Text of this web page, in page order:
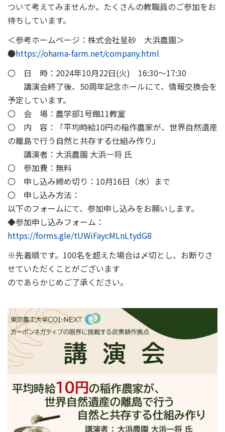
ついて考えてみませんか。たくさんの教職員のご参加をお
待ちしています。
＜参考ホームページ：株式会社星砂 大浜農園＞
●https://ohama-farm.net/company.html
〇 日 時：2024年10月22日(火) 16:30～17:30
講演会終了後、50周年記念ホールにて、情報交換会を
予定しています。
〇 会 場：農学部1号館11教室
〇 内 容：「平均時給10円の稲作農家が、世界自然遺産
の離島で行う自然と共存する仕組み作り」
講演者：大浜農園 大浜一将 氏
〇 参加費：無料
〇 申し込み締め切り：10月16日（水）まで
〇 申し込み方法：
以下のフォームにて、参加申し込みをお願いします。
◆参加申し込みフォーム：
https://forms.gle/tUWiFaycMLnLtydG8
※先着順です。100名を超えた場合は〆切とし、お断りさ
せていただくことがございます
のであらかじめご了承ください。